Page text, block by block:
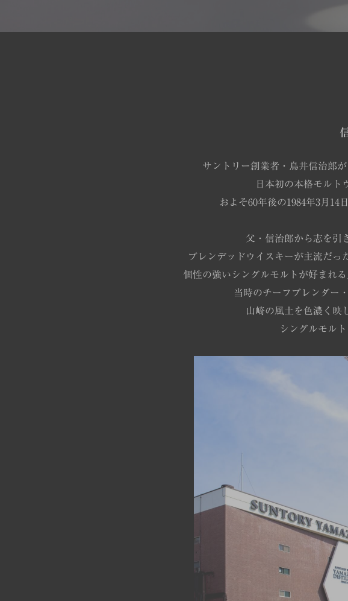
サントリー創業者・鳥井信治郎
日本初の本格モルト
およそ60年後の1984年3月14
父・信治郎から志を引
ブレンデッドウイスキーが主流だっ
個性の強いシングルモルトが好まれ
当時のチーフブレンダー
山崎の風土を色濃く映
シングルモル